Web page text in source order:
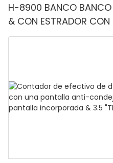
H-8900 BANCO BANCO
& CON ESTRADOR CON
Denominación mixta,